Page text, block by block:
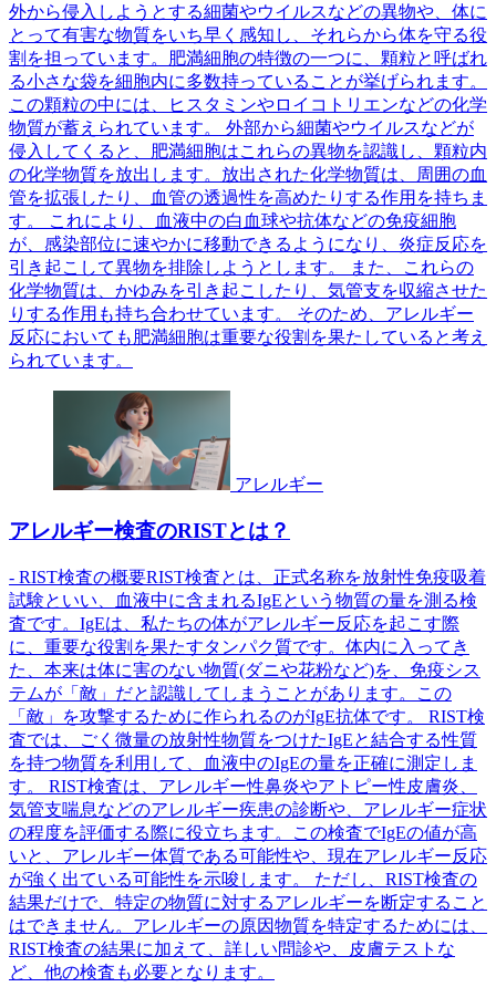
外から侵入しようとする細菌やウイルスなどの異物や、体に
とって有害な物質をいち早く感知し、それらから体を守る役
割を担っています。肥満細胞の特徴の一つに、顆粒と呼ばれ
る小さな袋を細胞内に多数持っていることが挙げられます。
この顆粒の中には、ヒスタミンやロイコトリエンなどの化学
物質が蓄えられています。 外部から細菌やウイルスなどが
侵入してくると、肥満細胞はこれらの異物を認識し、顆粒内
の化学物質を放出します。放出された化学物質は、周囲の血
管を拡張したり、血管の透過性を高めたりする作用を持ちま
す。 これにより、血液中の白血球や抗体などの免疫細胞
が、感染部位に速やかに移動できるようになり、炎症反応を
引き起こして異物を排除しようとします。 また、これらの
化学物質は、かゆみを引き起こしたり、気管支を収縮させた
りする作用も持ち合わせています。 そのため、アレルギー
反応においても肥満細胞は重要な役割を果たしていると考え
られています。
アレルギー
アレルギー検査のRISTとは？
- RIST検査の概要RIST検査とは、正式名称を放射性免疫吸着
試験といい、血液中に含まれるIgEという物質の量を測る検
査です。IgEは、私たちの体がアレルギー反応を起こす際
に、重要な役割を果たすタンパク質です。体内に入ってき
た、本来は体に害のない物質(ダニや花粉など)を、免疫シス
テムが「敵」だと認識してしまうことがあります。この
「敵」を攻撃するために作られるのがIgE抗体です。 RIST検
査では、ごく微量の放射性物質をつけたIgEと結合する性質
を持つ物質を利用して、血液中のIgEの量を正確に測定しま
す。 RIST検査は、アレルギー性鼻炎やアトピー性皮膚炎、
気管支喘息などのアレルギー疾患の診断や、アレルギー症状
の程度を評価する際に役立ちます。この検査でIgEの値が高
いと、アレルギー体質である可能性や、現在アレルギー反応
が強く出ている可能性を示唆します。 ただし、RIST検査の
結果だけで、特定の物質に対するアレルギーを断定すること
はできません。アレルギーの原因物質を特定するためには、
RIST検査の結果に加えて、詳しい問診や、皮膚テストな
ど、他の検査も必要となります。